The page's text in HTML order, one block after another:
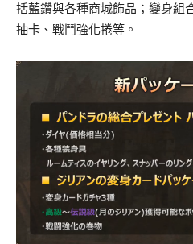
括藍鑽與各種商城飾品；變身組
抽卡、戰鬥強化捲等。